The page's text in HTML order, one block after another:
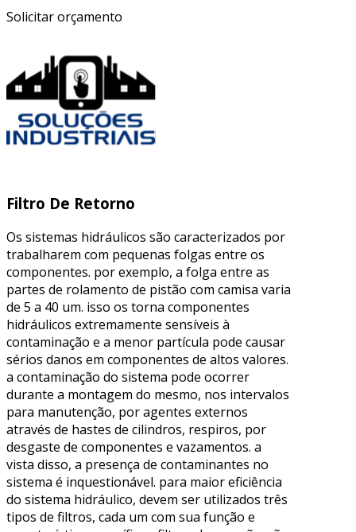
Solicitar orçamento
Filtro De Retorno
Os sistemas hidráulicos são caracterizados por
trabalharem com pequenas folgas entre os
componentes. por exemplo, a folga entre as
partes de rolamento de pistão com camisa varia
de 5 a 40 um. isso os torna componentes
hidráulicos extremamente sensíveis à
contaminação e a menor partícula pode causar
sérios danos em componentes de altos valores.
a contaminação do sistema pode ocorrer
durante a montagem do mesmo, nos intervalos
para manutenção, por agentes externos
através de hastes de cilindros, respiros, por
desgaste de componentes e vazamentos. a
vista disso, a presença de contaminantes no
sistema é inquestionável. para maior eficiência
do sistema hidráulico, devem ser utilizados três
tipos de filtros, cada um com sua função e